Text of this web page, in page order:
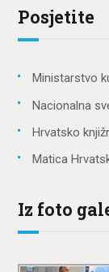
Posjetite
Ministarstvo
Nacionalna
Hrvatsko
Matica
Iz foto